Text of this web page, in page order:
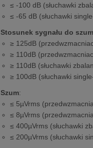
≤ -100 dB (słuchawki
≤ -65 dB (słuchawki
Stosunek sygnału do
≥ 125dB
≥ 110dB
≥ 110dB (słuchawki
≥ 100dB (słuchawki
Szum:
≤ 5µVrms
≤ 8µVrms
≤ 400µVrms (słuchawki
≤ 200µVrms (słuchawki